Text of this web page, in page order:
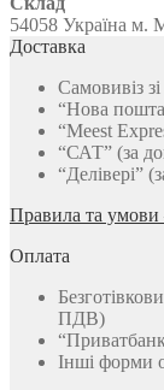
54058 Україна м.
Доставка
Самовивіз
“Нова
“Meest
“САТ” (за
“Делівері”
Правила та умови
Оплата
ПДВ)
Інші форми